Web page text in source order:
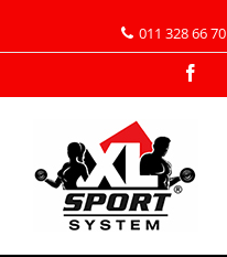
011 328 66 70